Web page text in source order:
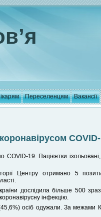
Переселенцям Вакансії
19. Пацієнтки ізольовані,
Центру отримано 5
дослідила більше 500
інфекцію.
осіб одужали. За межами